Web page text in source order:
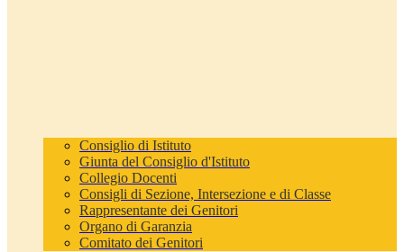
Consiglio di Istituto
Giunta del Consiglio d'Istituto
Collegio Docenti
Consigli di Sezione, Intersezione e di Classe
Rappresentante dei Genitori
Organo di Garanzia
Comitato dei Genitori